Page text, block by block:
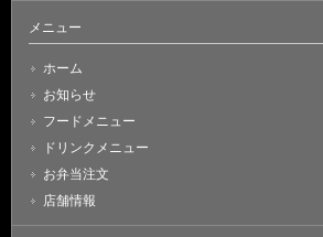
メニュー
ホーム
お知らせ
フードメニュー
ドリンクメニュー
お弁当注文
店舗情報